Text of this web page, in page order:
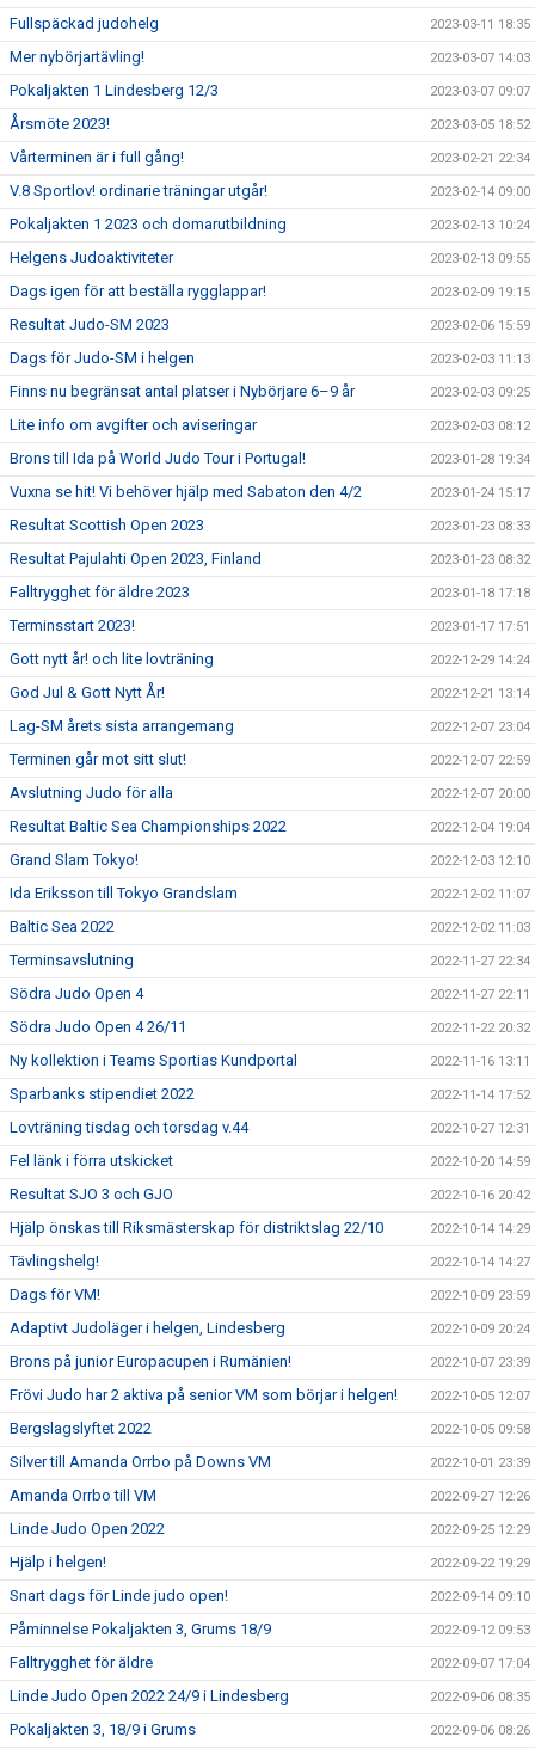
Fullspäckad judohelg 2023-03-11 18:35
Mer nybörjartävling! 2023-03-07 14:03
Pokaljakten 1 Lindesberg 12/3 2023-03-07 09:07
Årsmöte 2023! 2023-03-05 18:52
Vårterminen är i full gång! 2023-02-21 22:34
V.8 Sportlov! ordinarie träningar utgår! 2023-02-14 09:00
Pokaljakten 1 2023 och domarutbildning 2023-02-13 10:24
Helgens Judoaktiviteter 2023-02-13 09:55
Dags igen för att beställa rygglappar! 2023-02-09 19:15
Resultat Judo-SM 2023 2023-02-06 15:59
Dags för Judo-SM i helgen 2023-02-03 11:13
Finns nu begränsat antal platser i Nybörjare 6–9 år 2023-02-03 09:25
Lite info om avgifter och aviseringar 2023-02-03 08:12
Brons till Ida på World Judo Tour i Portugal! 2023-01-28 19:34
Vuxna se hit! Vi behöver hjälp med Sabaton den 4/2 2023-01-24 15:17
Resultat Scottish Open 2023 2023-01-23 08:33
Resultat Pajulahti Open 2023, Finland 2023-01-23 08:32
Falltrygghet för äldre 2023 2023-01-18 17:18
Terminsstart 2023! 2023-01-17 17:51
Gott nytt år! och lite lovträning 2022-12-29 14:24
God Jul & Gott Nytt År! 2022-12-21 13:14
Lag-SM årets sista arrangemang 2022-12-07 23:04
Terminen går mot sitt slut! 2022-12-07 22:59
Avslutning Judo för alla 2022-12-07 20:00
Resultat Baltic Sea Championships 2022 2022-12-04 19:04
Grand Slam Tokyo! 2022-12-03 12:10
Ida Eriksson till Tokyo Grandslam 2022-12-02 11:07
Baltic Sea 2022 2022-12-02 11:03
Terminsavslutning 2022-11-27 22:34
Södra Judo Open 4 2022-11-27 22:11
Södra Judo Open 4 26/11 2022-11-22 20:32
Ny kollektion i Teams Sportias Kundportal 2022-11-16 13:11
Sparbanks stipendiet 2022 2022-11-14 17:52
Lovträning tisdag och torsdag v.44 2022-10-27 12:31
Fel länk i förra utskicket 2022-10-20 14:59
Resultat SJO 3 och GJO 2022-10-16 20:42
Hjälp önskas till Riksmästerskap för distriktslag 22/10 2022-10-14 14:29
Tävlingshelg! 2022-10-14 14:27
Dags för VM! 2022-10-09 23:59
Adaptivt Judoläger i helgen, Lindesberg 2022-10-09 20:24
Brons på junior Europacupen i Rumänien! 2022-10-07 23:39
Frövi Judo har 2 aktiva på senior VM som börjar i helgen! 2022-10-05 12:07
Bergslagslyftet 2022 2022-10-05 09:58
Silver till Amanda Orrbo på Downs VM 2022-10-01 23:39
Amanda Orrbo till VM 2022-09-27 12:26
Linde Judo Open 2022 2022-09-25 12:29
Hjälp i helgen! 2022-09-22 19:29
Snart dags för Linde judo open! 2022-09-14 09:10
Påminnelse Pokaljakten 3, Grums 18/9 2022-09-12 09:53
Falltrygghet för äldre 2022-09-07 17:04
Linde Judo Open 2022 24/9 i Lindesberg 2022-09-06 08:35
Pokaljakten 3, 18/9 i Grums 2022-09-06 08:26